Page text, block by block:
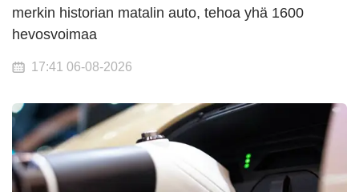
merkin historian matalin auto, tehoa yhä 1600
hevosvoimaa
17:41 06-08-2026